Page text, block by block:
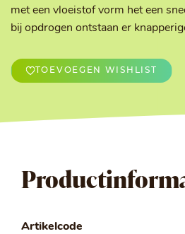
met een vloeistof vorm het een
bij opdrogen ontstaan er
TOEVOEGEN WISHLIST
Artikelcode